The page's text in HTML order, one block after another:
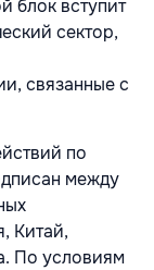
блок вступит
сектор,
связанные с
по
между
Китай,
По условиям